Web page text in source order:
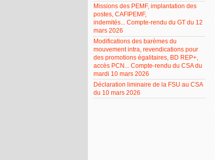
Missions des PEMF, implantation des
postes, CAFIPEMF,
indemités... Compte-rendu du GT du 12
mars 2026
Modifications des barèmes du
mouvement intra, revendications pour
des promotions égalitaires, BD REP+,
accès PCN... Compte-rendu du CSA du
mardi 10 mars 2026
Déclaration liminaire de la FSU au CSA
du 10 mars 2026